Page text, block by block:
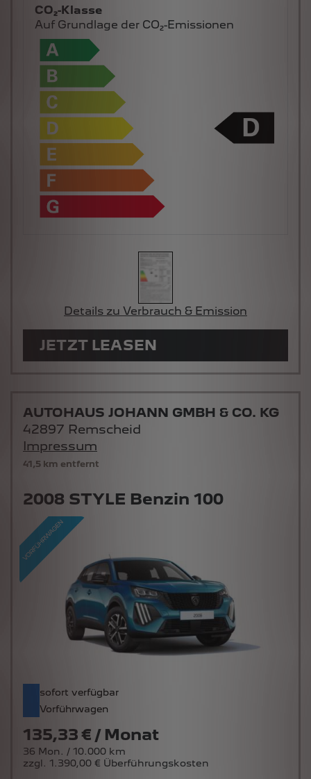
CO₂-Klasse
Auf Grundlage der CO₂-Emissionen
Details zu Verbrauch & Emission
JETZT LEASEN
41,5 km entfernt
2008 STYLE Benzin 100
sofort verfügbar
Vorführwagen
135,33 € / Monat
36 Mon. / 10.000 km
zzgl. 1.390,00 € Überführungskosten
AUTOHAUS JOHANN GMBH & CO. KG
42897 Remscheid
Impressum